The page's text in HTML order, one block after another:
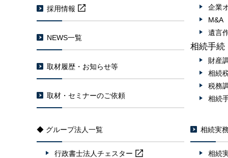
採用情報
NEWS一覧
取材履歴・お知らせ等
取材・セミナーのご依頼
企業
M&A
遺言
相続手続
財産
相続
税務
相続
◆ グループ法人一覧
行政書士法人チェスター
相続実
相続